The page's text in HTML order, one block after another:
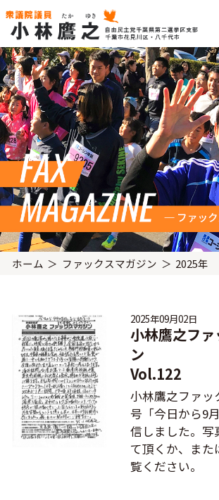
ホーム ファックスマガジン 2025年
2025年09月02日
小林鷹之フ
ン
Vol.122
小林鷹之ファッ
号「今日から9
信しました。写
て頂くか、ま
覧ください。